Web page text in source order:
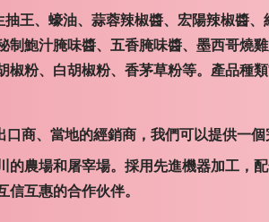
王、蠔油、蒜蓉辣椒醬、宏陽辣椒醬
制鮑汁腌味醬、五香腌味醬、墨西哥
粉、白胡椒粉、香茅草粉等。產品種
商、當地的經銷商，我們可以提供一
的農場和屠宰場。採用先進機器加工
信互惠的合作伙伴。